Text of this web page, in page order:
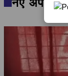
नए अपडेट